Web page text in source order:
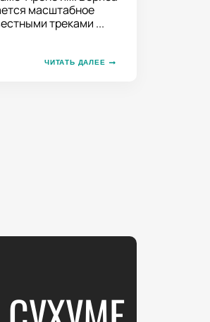
масштабное
треками ...
ЧИТАТЬ ДАЛЕЕ